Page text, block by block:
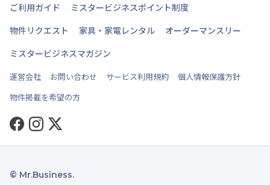
ご利用ガイド
ミスタービジネスポイント制度
物件リクエスト
家具・家電レンタル
オーダーマンスリー
ミスタービジネスマガジン
運営会社 お問い合わせ サービス利用規約
個人情報保護方針
物件掲載を希望の方
Facebook
Instagram
Twitter
© Mr.Business.